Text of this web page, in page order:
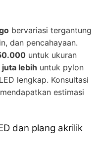
bervariasi tergantung
dan pencahayaan.
untuk ukuran
juta lebih untuk pylon
lengkap. Konsultasi
estimasi
dan plang akrilik